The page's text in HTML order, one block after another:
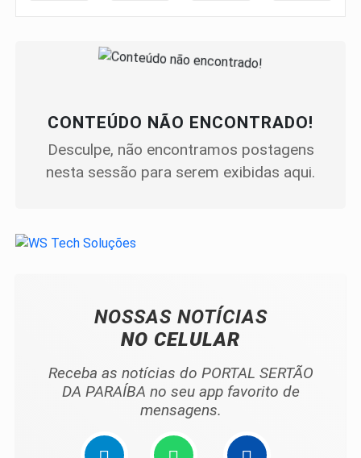
CONTEÚDO NÃO ENCONTRADO!
Desculpe, não encontramos postagens
nesta sessão para serem exibidas aqui.
NOSSAS NOTÍCIAS
NO CELULAR
Receba as notícias do PORTAL SERTÃO
DA PARAÍBA no seu app favorito de
mensagens.